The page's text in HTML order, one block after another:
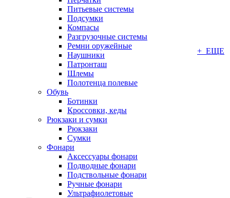
Питьевые системы
Подсумки
Компасы
Разгрузочные системы
Ремни оружейные
Наушники
Патронташ
Шлемы
Полотенца полевые
Обувь
Ботинки
Кроссовки, кеды
Рюкзаки и сумки
Рюкзаки
Сумки
Фонари
Аксессуары фонари
Подводные фонари
Подствольные фонари
Ручные фонари
Ультрафиолетовые
+ ЕЩЕ